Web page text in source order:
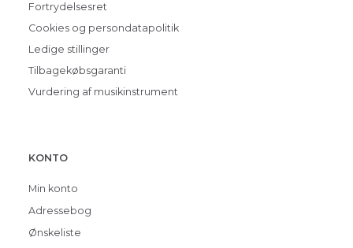
Fortrydelsesret
Cookies og persondatapolitik
Ledige stillinger
Tilbagekøbsgaranti
Vurdering af musikinstrument
KONTO
Min konto
Adressebog
Ønskeliste